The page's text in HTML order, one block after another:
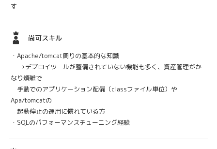
す
尚可スキル
・Apache/tomcat周りの基本的な知識
→デプロイツールが整備されていない機能も多く、資産管理がか
なり煩雑で
手動でのアプリケーション配備（classファイル単位）や
Apa/tomcatの
起動停止の運用に慣れている方
・SQLのパフォーマンスチューニング経験